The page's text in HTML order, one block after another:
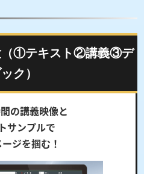
（①テキスト②講義③デ
ク）
の講義映像と
サンプルで
ジを掴む！